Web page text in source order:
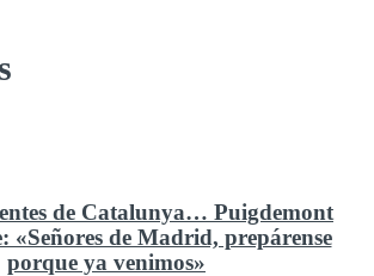
de Catalunya… Puigdemont
«Señores de Madrid, prepárense
porque ya venimos»